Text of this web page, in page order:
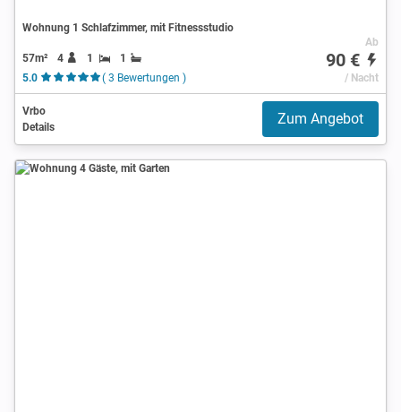
Wohnung 1 Schlafzimmer, mit Fitnessstudio
57m² 4 1
1
5.0
( 3 Bewertungen )
Ab
90 €
/ Nacht
Vrbo
Details
Zum Angebot